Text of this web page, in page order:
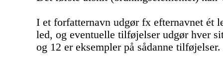
I et forfatternavn udgør fx efternavnet ét
led, og eventuelle tilføjelser udgør hver
og 12 er eksempler på sådanne tilføjelser.